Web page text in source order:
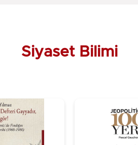
Siyaset Bilimi